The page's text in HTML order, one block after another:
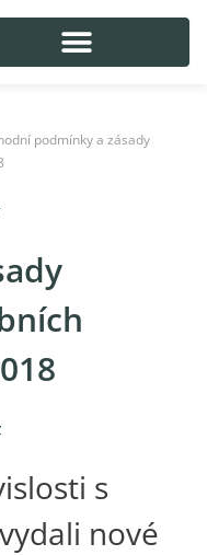
podmínky a zásady
s
nové